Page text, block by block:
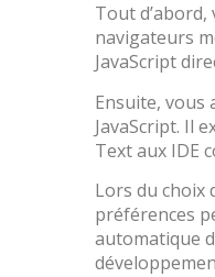
Tout
navigateurs
JavaScript
Ensuite, vous
JavaScript. Il
Text aux IDE
Lors du choix
préférences
automatique